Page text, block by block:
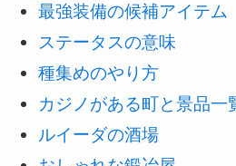
最強装備の候補アイテム
ステータスの意味
種集めのやり方
カジノがある町と景品一
ルイーダの酒場